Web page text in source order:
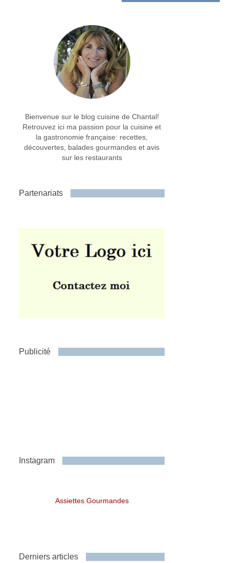
Bienvenue sur le blog cuisine de Chantal!
Retrouvez ici ma passion pour la cuisine et
la gastronomie française: recettes,
découvertes, balades gourmandes et avis
sur les restaurants
Partenariats
Publicité
Instagram
Assiettes Gourmandes
Derniers articles